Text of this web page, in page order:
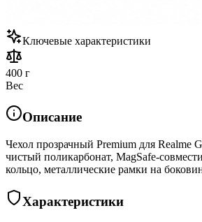
Ключевые характеристики
400 г
Вес
Описание
Чехол прозрачный Premium для Realme
чистый поликарбонат, MagSafe-
кольцо, металлические рамки на
Характеристики